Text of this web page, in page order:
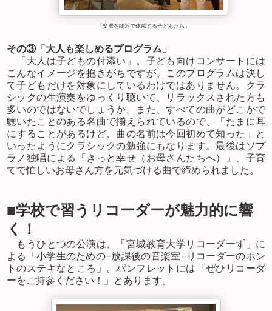
「楽器を間近で体感する子どもたち」
その③「大人も楽しめるプログラム」
「大人は子どもの付添い」。子ども向けコンサートには
こんなイメージを抱きがちですが、このプログラムは決し
て子どもだけを対象にしているわけではありません。クラ
シックの生演奏をゆっくり聴いて、リラックスされた方も
多いのではないでしょうか。また、すべての曲がどこかで
聴いたことのある名曲で揃えられているので、「たまに耳
にすることがあるけど、曲の名前は今回初めて知った」と
いったようにクラシックの勉強にもなります。最後はソプ
ラノ独唱による「きっと幸せ（お母さんたちへ）」、子育
てで忙しいお母さん方を元気づける曲で締められました。
■学校で習うリコーダーが魅力的に響
く！
もうひとつの公演は、「宮城教育大学リコーダーず」に
よる「小学生のための−放課後の音楽室−リコーダーのホン
トのステキなところ」。パンフレットには「ぜひリコーダ
ーをご持参ください！」とあります。